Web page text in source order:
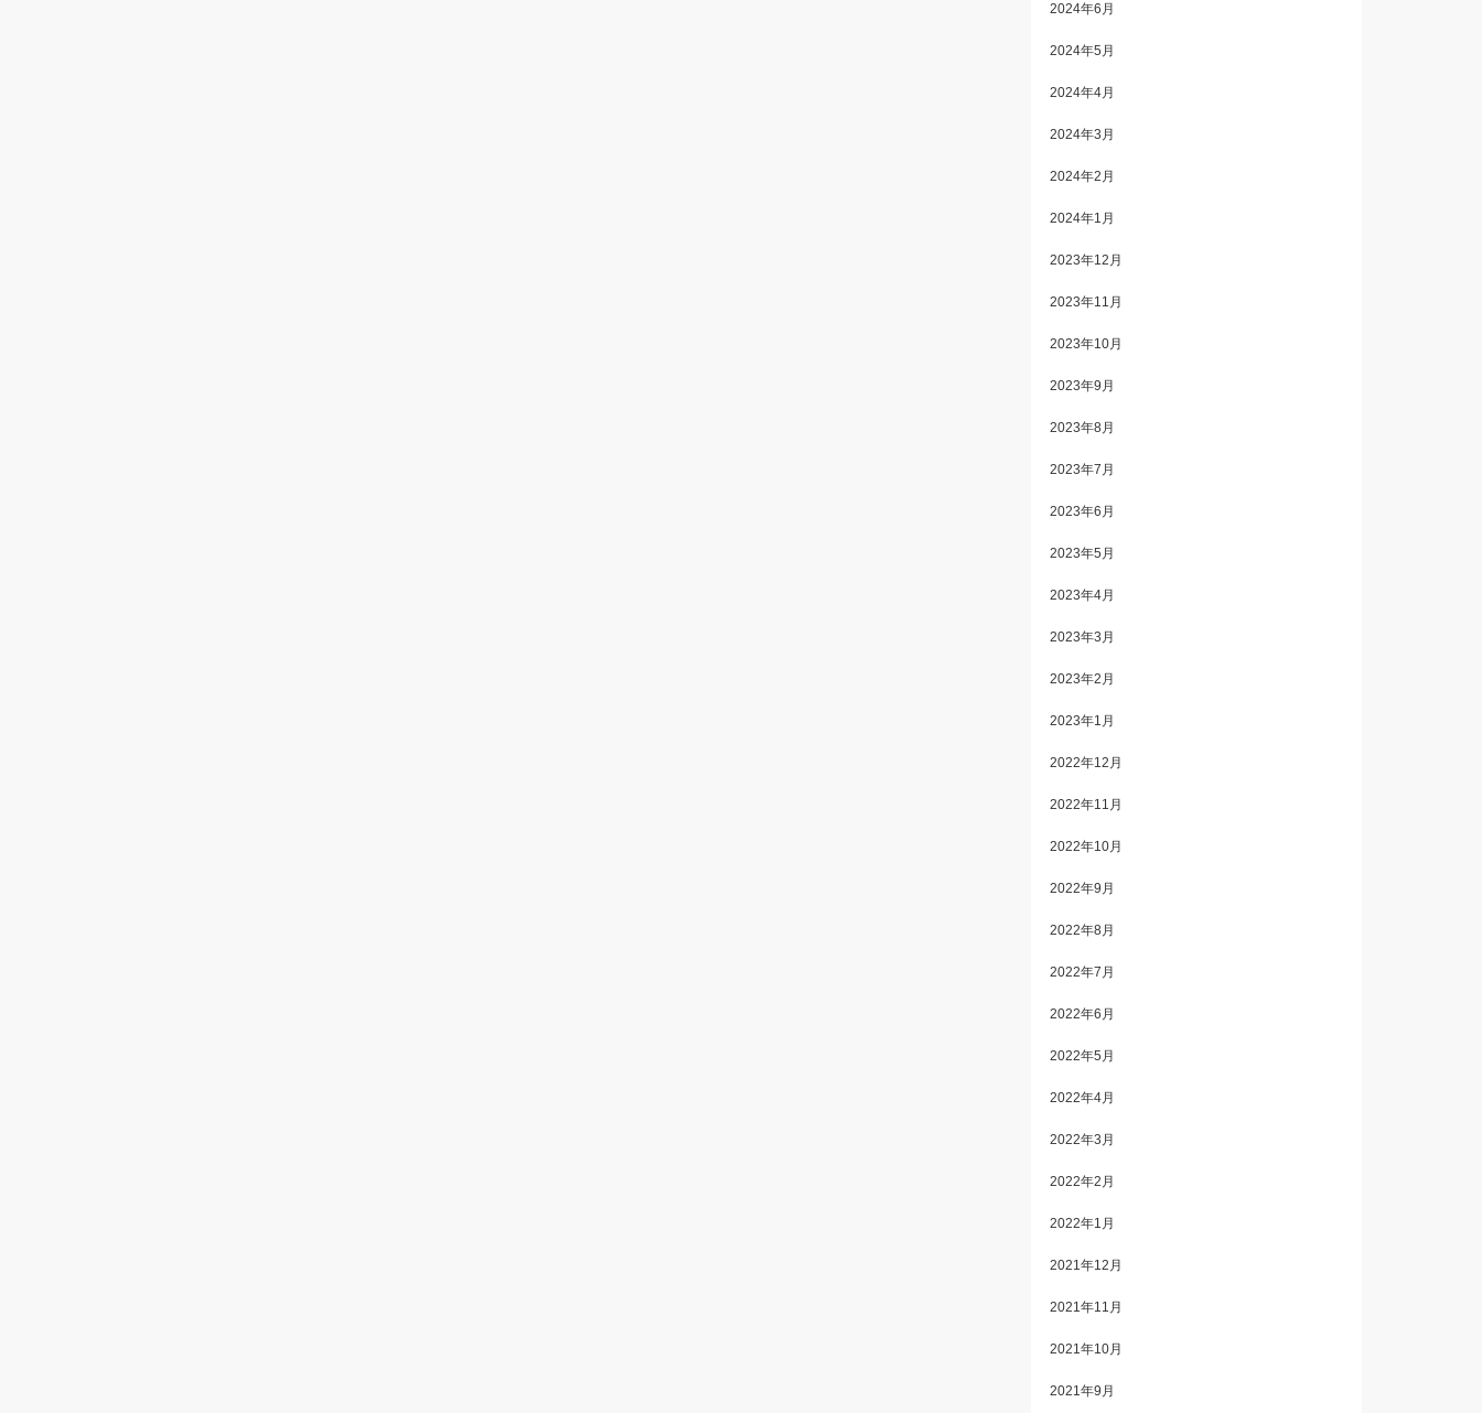
2024年6月
2024年5月
2024年4月
2024年3月
2024年2月
2024年1月
2023年12月
2023年11月
2023年10月
2023年9月
2023年8月
2023年7月
2023年6月
2023年5月
2023年4月
2023年3月
2023年2月
2023年1月
2022年12月
2022年11月
2022年10月
2022年9月
2022年8月
2022年7月
2022年6月
2022年5月
2022年4月
2022年3月
2022年2月
2022年1月
2021年12月
2021年11月
2021年10月
2021年9月